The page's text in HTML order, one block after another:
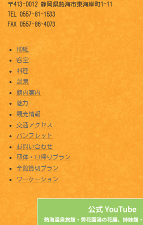
〒413-0012 静岡県熱海市東海岸町1-11
TEL 0557-81-1533
FAX 0557-86-4073
HOME
客室
料理
温泉
館内案内
魅力
観光情報
交通アクセス
パンフレット
お問い合わせ
団体・日帰りプラン
全館貸切プラン
ワーケーション